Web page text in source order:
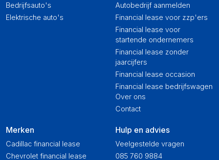
Bedrijfsauto's
Elektrische auto's
Merken
Cadillac financial lease
Chevrolet financial lease
Autobedrijf aanmelden
Financial lease voor zzp'ers
Financial lease voor
startende ondernemers
Financial lease zonder
jaarcijfers
Financial lease occasion
Financial lease bedrijfswagen
Over ons
Contact
Hulp en advies
Veelgestelde vragen
085 760 9884